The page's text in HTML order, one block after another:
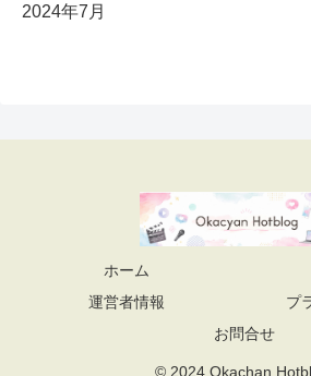
2024年7月
ホーム
運営者情報
プ
お問合せ
© 2024 Okachan